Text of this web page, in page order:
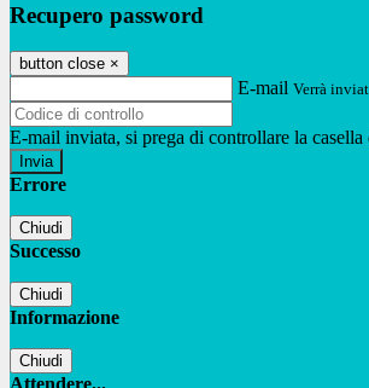
Recupero password
button close ×
E-mail Verrà
E-mail inviata, si prega di controllare la casella
Errore
Chiudi
Successo
Chiudi
Informazione
Chiudi